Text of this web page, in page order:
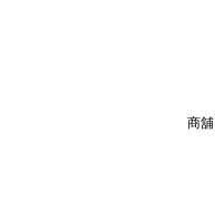
商舖